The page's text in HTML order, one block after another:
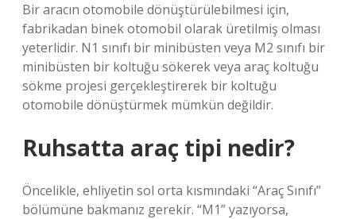
Bir aracın otomobile dönüştürülebilmesi için,
fabrikadan binek otomobil olarak üretilmiş olması
yeterlidir. N1 sınıfı bir minibüsten veya M2 sınıfı bir
minibüsten bir koltuğu sökerek veya araç koltuğu
sökme projesi gerçekleştirerek bir koltuğu
otomobile dönüştürmek mümkün değildir.
Ruhsatta araç tipi nedir?
Öncelikle, ehliyetin sol orta kısmındaki “Araç Sınıfı”
bölümüne bakmanız gerekir. “M1” yazıyorsa,